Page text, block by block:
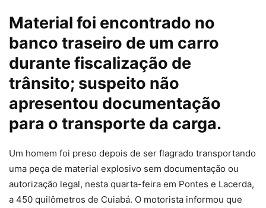
Material foi encontrado no
banco traseiro de um carro
durante fiscalização de
trânsito; suspeito não
apresentou documentação
para o transporte da carga.
Um homem foi preso depois de ser flagrado transportando
uma peça de material explosivo sem documentação ou
autorização legal, nesta quarta-feira em Pontes e Lacerda,
a 450 quilômetros de Cuiabá. O motorista informou que